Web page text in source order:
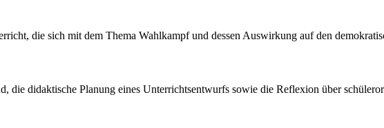
die sich mit dem Thema Wahlkampf und dessen Auswirkung auf den
die didaktische Planung eines Unterrichtsentwurfs sowie die Reflexion über